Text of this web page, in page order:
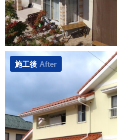
施工後 After